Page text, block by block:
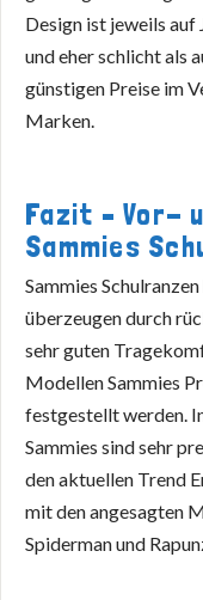
Design ist jeweils
und eher schlicht als
günstigen Preise im
Marken.
Fazit – Vor-
Sammies
Sammies
überzeugen durch
sehr guten
Modellen Sammies
festgestellt werden.
Sammies sind sehr
den aktuellen Trend
mit den angesagten
Spiderman und